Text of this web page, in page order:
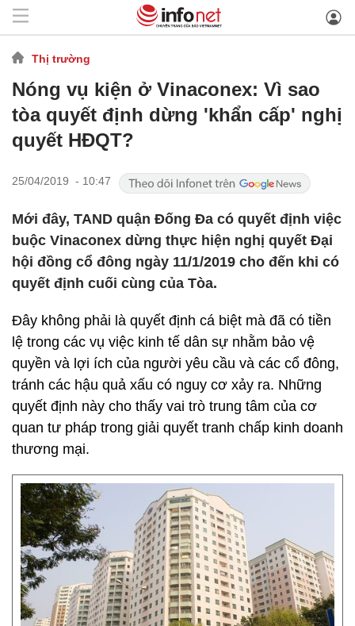
Thị trường
Nóng vụ kiện ở Vinaconex: Vì sao
tòa quyết định dừng 'khẩn cấp' nghị
quyết HĐQT?
25/04/2019 - 10:47
Mới đây, TAND quận Đống Đa có quyết định việc
buộc Vinaconex dừng thực hiện nghị quyết Đại
hội đồng cổ đông ngày 11/1/2019 cho đến khi có
quyết định cuối cùng của Tòa.
Đây không phải là quyết định cá biệt mà đã có tiền
lệ trong các vụ việc kinh tế dân sự nhằm bảo vệ
quyền và lợi ích của người yêu cầu và các cổ đông,
tránh các hậu quả xấu có nguy cơ xảy ra. Những
quyết định này cho thấy vai trò trung tâm của cơ
quan tư pháp trong giải quyết tranh chấp kinh doanh
thương mại.